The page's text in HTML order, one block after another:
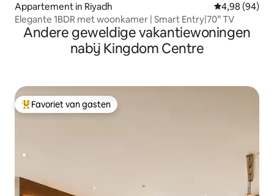
Appartement in Riyadh Gemiddelde
4,98 (94)
Elegante 1BDR met woonkamer | Smart Entry|70” TV
Andere geweldige vakantiewoningen
nabij Kingdom Centre
Topfavoriet van gasten
Favoriet van gasten